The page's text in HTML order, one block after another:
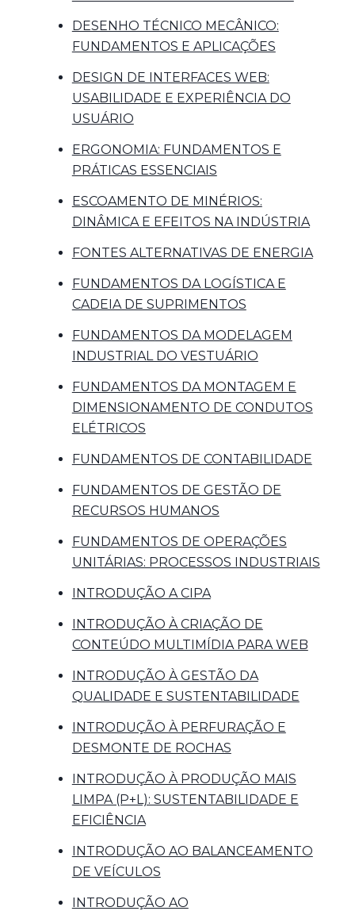
DESENHO TÉCNICO MECÂNICO:
FUNDAMENTOS E APLICAÇÕES
DESIGN DE INTERFACES WEB:
USABILIDADE E EXPERIÊNCIA DO
USUÁRIO
ERGONOMIA: FUNDAMENTOS E
PRÁTICAS ESSENCIAIS
ESCOAMENTO DE MINÉRIOS:
DINÂMICA E EFEITOS NA INDÚSTRIA
FONTES ALTERNATIVAS DE ENERGIA
FUNDAMENTOS DA LOGÍSTICA E
CADEIA DE SUPRIMENTOS
FUNDAMENTOS DA MODELAGEM
INDUSTRIAL DO VESTUÁRIO
FUNDAMENTOS DA MONTAGEM E
DIMENSIONAMENTO DE CONDUTOS
ELÉTRICOS
FUNDAMENTOS DE CONTABILIDADE
FUNDAMENTOS DE GESTÃO DE
RECURSOS HUMANOS
FUNDAMENTOS DE OPERAÇÕES
UNITÁRIAS: PROCESSOS INDUSTRIAIS
INTRODUÇÃO A CIPA
INTRODUÇÃO À CRIAÇÃO DE
CONTEÚDO MULTIMÍDIA PARA WEB
INTRODUÇÃO À GESTÃO DA
QUALIDADE E SUSTENTABILIDADE
INTRODUÇÃO À PERFURAÇÃO E
DESMONTE DE ROCHAS
INTRODUÇÃO À PRODUÇÃO MAIS
LIMPA (P+L): SUSTENTABILIDADE E
EFICIÊNCIA
INTRODUÇÃO AO BALANCEAMENTO
DE VEÍCULOS
INTRODUÇÃO AO